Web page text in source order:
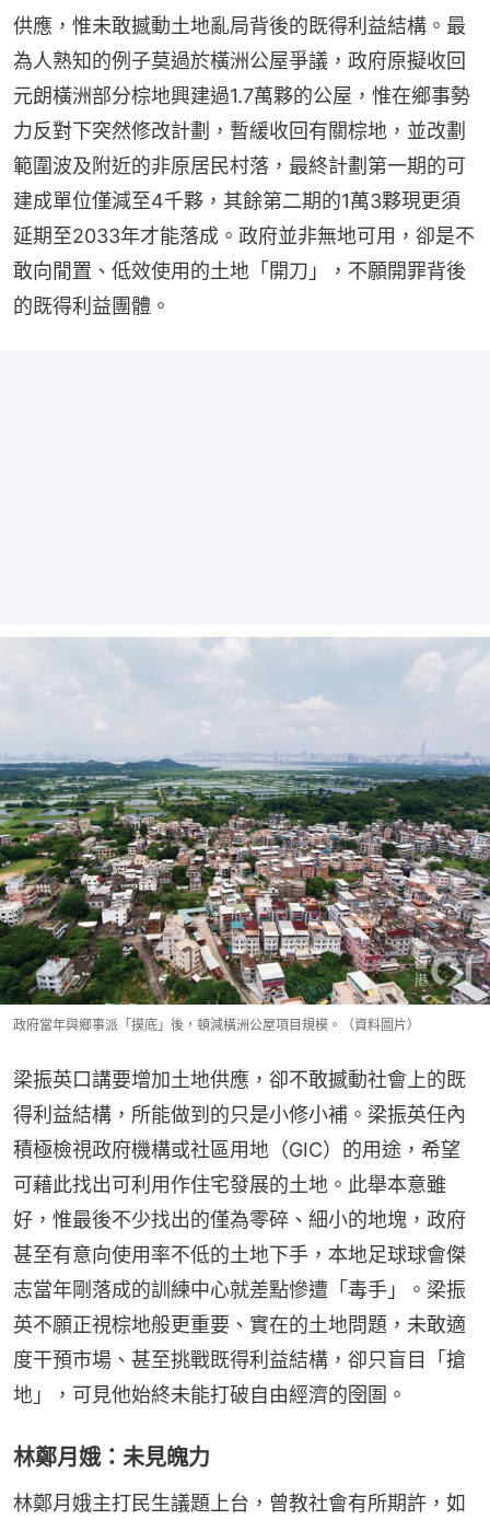
供應，惟未敢撼動土地亂局背後的既得利益結構。最
為人熟知的例子莫過於橫洲公屋爭議，政府原擬收回
元朗橫洲部分棕地興建過1.7萬夥的公屋，惟在鄉事勢
力反對下突然修改計劃，暫緩收回有關棕地，並改劃
範圍波及附近的非原居民村落，最終計劃第一期的可
建成單位僅減至4千夥，其餘第二期的1萬3夥現更須
延期至2033年才能落成。政府並非無地可用，卻是不
敢向閒置、低效使用的土地「開刀」，不願開罪背後
的既得利益團體。
政府當年與鄉事派「摸底」後，頓減橫洲公屋項目規模。（資料圖片）
梁振英口講要增加土地供應，卻不敢撼動社會上的既
得利益結構，所能做到的只是小修小補。梁振英任內
積極檢視政府機構或社區用地（GIC）的用途，希望
可藉此找出可利用作住宅發展的土地。此舉本意雖
好，惟最後不少找出的僅為零碎、細小的地塊，政府
甚至有意向使用率不低的土地下手，本地足球球會傑
志當年剛落成的訓練中心就差點慘遭「毒手」。梁振
英不願正視棕地般更重要、實在的土地問題，未敢適
度干預市場、甚至挑戰既得利益結構，卻只盲目「搶
地」，可見他始終未能打破自由經濟的囹圄。
林鄭月娥：未見魄力
林鄭月娥主打民生議題上台，曾教社會有所期許，如